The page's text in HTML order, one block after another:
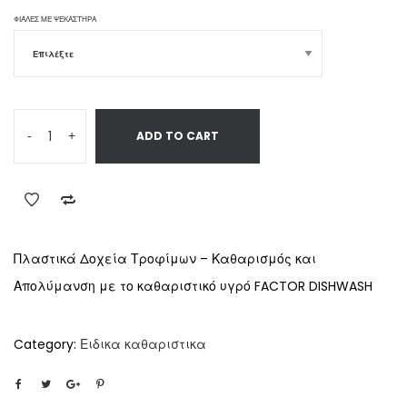
ΦΙΆΛΕΣ ΜΕ ΨΕΚΑΣΤΉΡΑ
- + ADD TO CART
Πλαστικά Δοχεία Τροφίμων – Καθαρισμός και
Απολύμανση με το καθαριστικό υγρό FACTOR DISHWASH
Category: Ειδικα καθαριστικα